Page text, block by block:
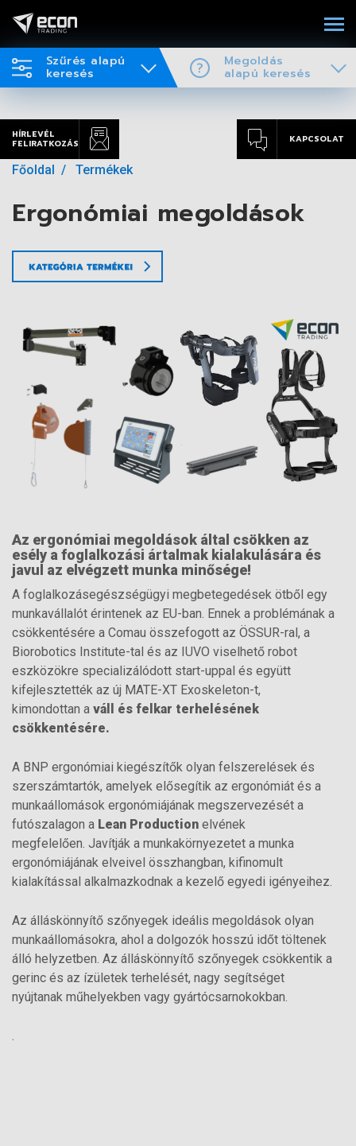
Szűrés alapú
keresés
Megoldás
alapú keresés
HÍRLEVÉL
FELIRATKOZÁS
KAPCSOLAT
Főoldal Termékek
Ergonómiai megoldások
Az ergonómiai megoldások által csökken az
esély a foglalkozási ártalmak kialakulására és
javul az elvégzett munka minősége!
A foglalkozásegészségügyi megbetegedések ötből egy
munkavállalót érintenek az EU-ban. Ennek a problémának a
csökkentésére a Comau összefogott az ÖSSUR-ral, a
Biorobotics Institute-tal és az IUVO viselhető robot
eszközökre specializálódott start-uppal és együtt
kifejlesztették az új MATE-XT Exoskeleton-t,
kimondottan a váll és felkar terhelésének
csökkentésére.
A BNP ergonómiai kiegészítők olyan felszerelések és
szerszámtartók, amelyek elősegítik az ergonómiát és a
munkaállomások ergonómiájának megszervezését a
futószalagon a Lean Production elvének
megfelelően. Javítják a munkakörnyezetet a munka
ergonómiájának elveivel összhangban, kifinomult
kialakítással alkalmazkodnak a kezelő egyedi igényeihez.
Az álláskönnyítő szőnyegek ideális megoldások olyan
munkaállomásokra, ahol a dolgozók hosszú időt töltenek
álló helyzetben. Az álláskönnyítő szőnyegek csökkentik a
gerinc és az ízületek terhelését, nagy segítséget
nyújtanak műhelyekben vagy gyártócsarnokokban.
.